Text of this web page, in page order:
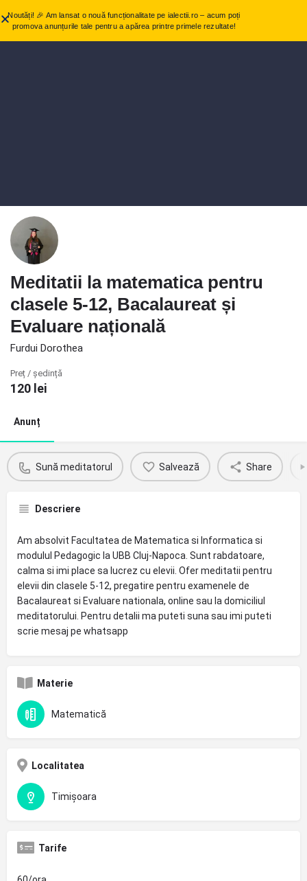
Meditatii la matematica pentru
clasele 5-12, Bacalaureat și
Evaluare națională
Furdui Dorothea
Preț / ședință
120 lei
Anunț
Sună meditatorul Salvează Share
Descriere
Am absolvit Facultatea de Matematica si Informatica si
modulul Pedagogic la UBB Cluj-Napoca. Sunt rabdatoare,
calma si imi place sa lucrez cu elevii. Ofer meditatii pentru
elevii din clasele 5-12, pregatire pentru examenele de
Bacalaureat si Evaluare nationala, online sau la domiciliul
meditatorului. Pentru detalii ma puteti suna sau imi puteti
scrie mesaj pe whatsapp
Materie
Matematică
Localitatea
Timișoara
Tarife
Noutăți! 🎉 Am lansat o nouă funcționalitate pe ialectii.ro – acum poți
promova anunțurile tale pentru a apărea printre primele rezultate!